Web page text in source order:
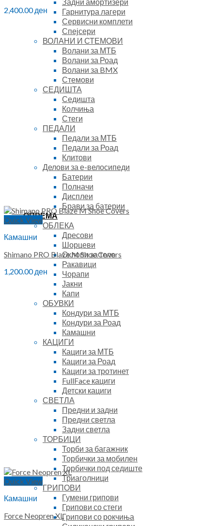
Гарнитура лагери
Сервисни комплети
Спејсери
ВОЛАНИ И СТЕМОВИ
Волани за МТБ
Волани за Роад
Волани за BMX
Стемови
СЕДИШТА
Седишта
Колчиња
Стеги
ПЕДАЛИ
Педали за МТБ
Педали за Роад
Клитови
Делови за е-велосипеди
Батерии
Полначи
Дисплеи
Брави за батерии
ОПРЕМА
ОБЛЕКА
Дресови
Шорцеви
Оклопи за тело
Ракавици
Чорапи
Јакни
Капи
ОБУВКИ
Кондури за МТБ
Кондури за Роад
Камашни
КАЦИГИ
Кациги за МТБ
Кациги за Роад
Кациги за тротинет
FullFace кациги
Детски кациги
СВЕТЛА
Предни и задни
Предни светла
Задни светла
ТОРБИЦИ
Торби за багажник
Торбички за мобилен
Торбички под седиште
Триаголници
ГРИПОВИ
Гумени грипови
Грипови со стеги
Грипови со рокчиња
2,400.00ден
Quick View
Камашни
Shimano PRO Blaze M Shoe Covers
1,200.00ден
Quick View
Камашни
Force Neopren XL